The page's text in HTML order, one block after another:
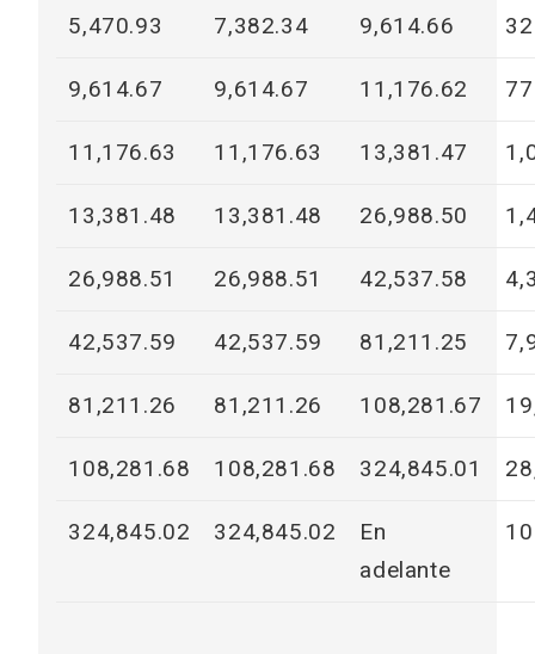
5,470.93 7,382.34 9,614.66
9,614.67 9,614.67 11,176.62
11,176.63 11,176.63 13,381.47
13,381.48 13,381.48 26,988.50
26,988.51 26,988.51 42,537.58
42,537.59 42,537.59 81,211.25
81,211.26 81,211.26 108,281.67
108,281.68 108,281.68 324,845.01
324,845.02 324,845.02
En
adelante